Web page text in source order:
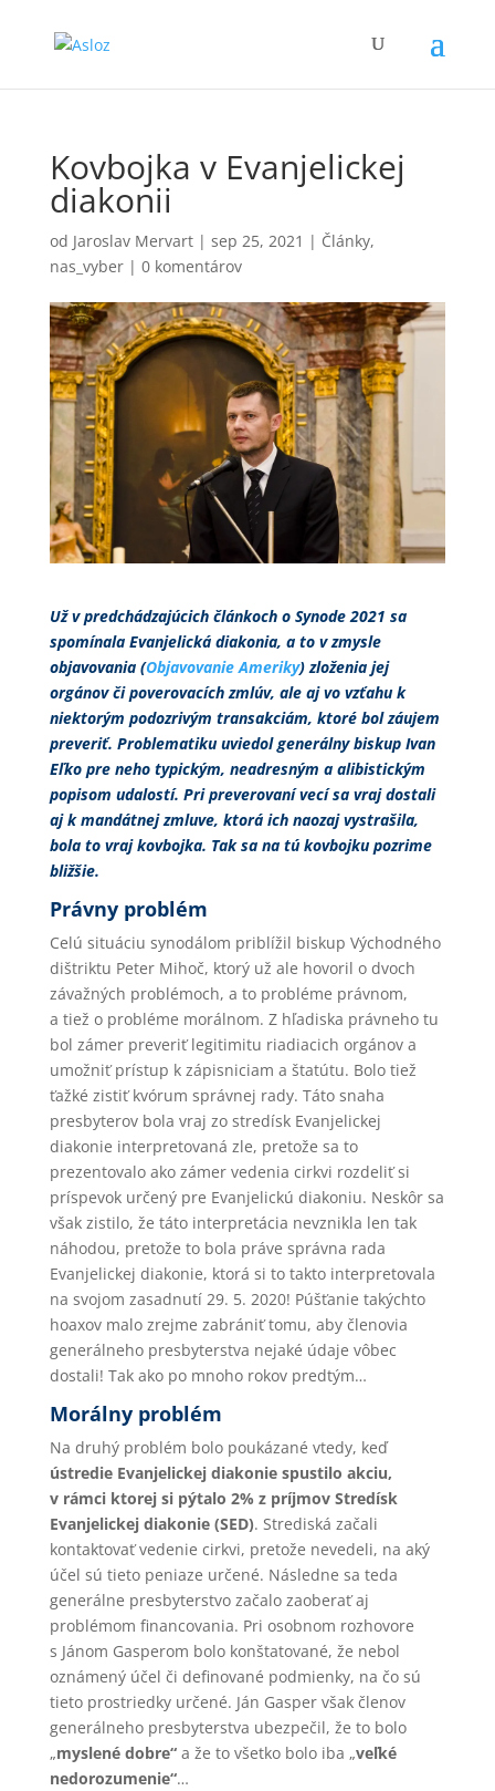
Kovbojka v Evanjelickej
diakonii
od Jaroslav Mervart| sep 25, 2021 | Články,
nas_vyber| 0 komentárov
Už v predchádzajúcich článkoch o Synode 2021 sa
spomínala Evanjelická diakonia, a to v zmysle
objavovania (Objavovanie Ameriky) zloženia jej
orgánov či poverovacích zmlúv, ale aj vo vzťahu k
niektorým podozrivým transakciám, ktoré bol záujem
preveriť. Problematiku uviedol generálny biskup Ivan
Eľko pre neho typickým, neadresným a alibistickým
popisom udalostí. Pri preverovaní vecí sa vraj dostali
aj k mandátnej zmluve, ktorá ich naozaj vystrašila,
bola to vraj kovbojka. Tak sa na tú kovbojku pozrime
bližšie.
Právny problém
Celú situáciu synodálom priblížil biskup Východného
dištriktu Peter Mihoč, ktorý už ale hovoril o dvoch
závažných problémoch, a to probléme právnom,
a tiež o probléme morálnom. Z hľadiska právneho tu
bol zámer preveriť legitimitu riadiacich orgánov a
umožniť prístup k zápisniciam a štatútu. Bolo tiež
ťažké zistiť kvórum správnej rady. Táto snaha
presbyterov bola vraj zo stredísk Evanjelickej
diakonie interpretovaná zle, pretože sa to
prezentovalo ako zámer vedenia cirkvi rozdeliť si
príspevok určený pre Evanjelickú diakoniu. Neskôr sa
však zistilo, že táto interpretácia nevznikla len tak
náhodou, pretože to bola práve správna rada
Evanjelickej diakonie, ktorá si to takto interpretovala
na svojom zasadnutí 29. 5. 2020! Púšťanie takýchto
hoaxov malo zrejme zabrániť tomu, aby členovia
generálneho presbyterstva nejaké údaje vôbec
dostali! Tak ako po mnoho rokov predtým…
Morálny problém
Na druhý problém bolo poukázané vtedy, keď
ústredie Evanjelickej diakonie spustilo akciu,
v rámci ktorej si pýtalo 2% z príjmov Stredísk
Evanjelickej diakonie (SED). Strediská začali
kontaktovať vedenie cirkvi, pretože nevedeli, na aký
účel sú tieto peniaze určené. Následne sa teda
generálne presbyterstvo začalo zaoberať aj
problémom financovania. Pri osobnom rozhovore
s Jánom Gasperom bolo konštatované, že nebol
oznámený účel či definované podmienky, na čo sú
tieto prostriedky určené. Ján Gasper však členov
generálneho presbyterstva ubezpečil, že to bolo
„myslené dobre“a že to všetko bolo iba „veľké
nedorozumenie“…